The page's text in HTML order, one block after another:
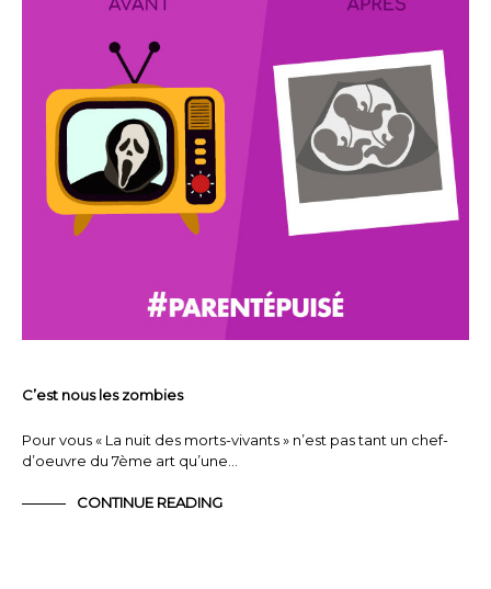
C’est nous les zombies
Pour vous « La nuit des morts-vivants » n’est pas tant un chef-
d’oeuvre du 7ème art qu’une…
CONTINUE READING